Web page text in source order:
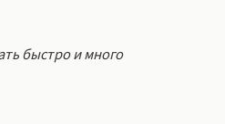
быстро и много